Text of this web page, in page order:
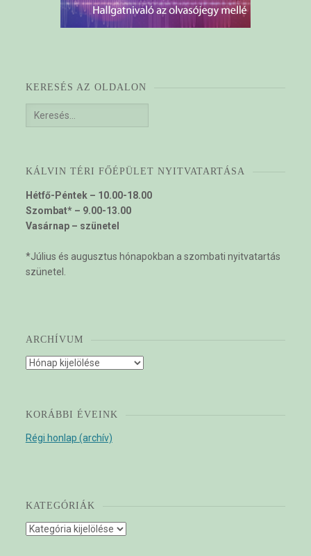
KERESÉS AZ OLDALON
Keresés:
KÁLVIN TÉRI FŐÉPÜLET NYITVATARTÁSA
Hétfő-Péntek – 10.00-18.00
Szombat* – 9.00-13.00
Vasárnap – szünetel
*Július és augusztus hónapokban a szombati nyitvatartás
szünetel.
ARCHÍVUM
Archívum
KORÁBBI ÉVEINK
Régi honlap (archív)
KATEGÓRIÁK
Kategóriák